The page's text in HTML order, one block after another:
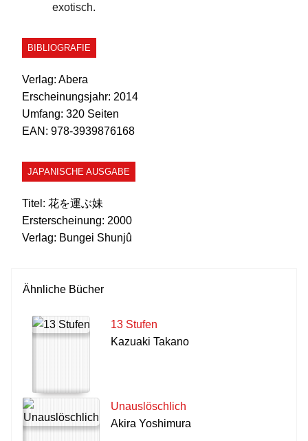
exotisch.
BIBLIOGRAFIE
Verlag: Abera
Erscheinungsjahr: 2014
Umfang: 320 Seiten
EAN: 978-3939876168
JAPANISCHE AUSGABE
Titel: 花を運ぶ妹
Ersterscheinung: 2000
Verlag: Bungei Shunjû
Ähnliche Bücher
13 Stufen
Kazuaki Takano
Unauslöschlich
Akira Yoshimura